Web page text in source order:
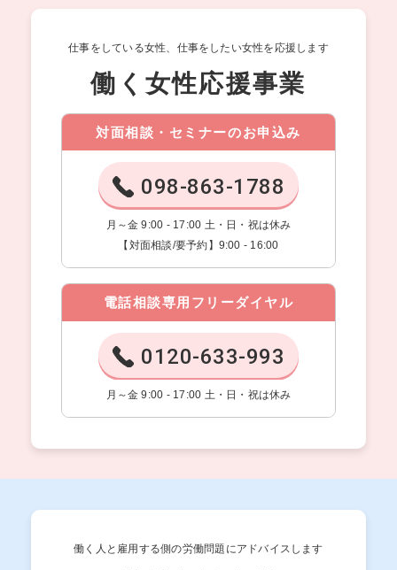
仕事をしている女性、仕事をしたい女性を応援します
働く女性応援事業
対面相談・セミナーのお申込み
098-863-1788
月～金 9:00 - 17:00 土・日・祝は休み
【対面相談/要予約】9:00 - 16:00
電話相談専用フリーダイヤル
0120-633-993
月～金 9:00 - 17:00 土・日・祝は休み
働く人と雇用する側の労働問題にアドバイスします